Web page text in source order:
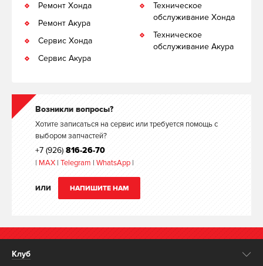
Ремонт Хонда
Ремонт Акура
Сервис Хонда
Сервис Акура
Техническое
обслуживание Хонда
Техническое
обслуживание Акура
Возникли вопросы?
Хотите записаться на сервис или требуется помощь с
выбором запчастей?
+7 (926) 816-26-70
| MAX | Telegram | WhatsApp |
ИЛИ НАПИШИТЕ НАМ
Клуб